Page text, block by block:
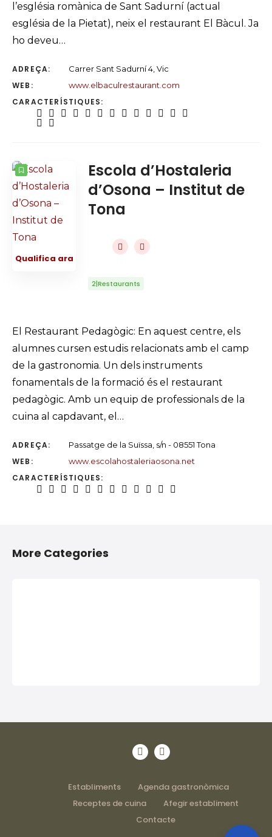
l’església romànica de Sant Sadurní (actual
església de la Pietat), neix el restaurant El Bàcul. Ja
ho deveu…
ADREÇA: Carrer Sant Sadurní 4, Vic
WEB: www.elbaculrestaurant.com
CARACTERÍSTIQUES:
Qualifica ara
Escola d’Hostaleria
d’Osona – Institut de
Tona
2|Restaurants
El Restaurant Pedagògic: En aquest centre, els
alumnes cursen estudis relacionats amb el camp
de la gastronomia. Un dels instruments
fonamentals de la formació és el restaurant
pedagògic. Amb un equip de professionals de la
cuina al capdavant, el…
ADREÇA: Passatge de la Suïssa, s/n - 08551 Tona
WEB: www.escolahostaleriaosona.net
CARACTERÍSTIQUES:
More Categories
Establiments
Agenda gastronòmica
Receptes de cuina
Afegir establiment
Contacte